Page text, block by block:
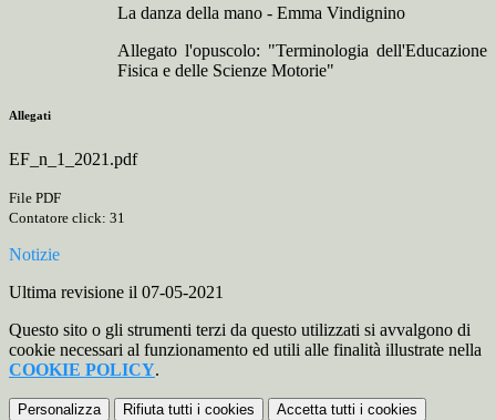
La danza della mano - Emma Vindignino
Allegato l'opuscolo: "Terminologia dell'Educazione
Fisica e delle Scienze Motorie"
Allegati
EF_n_1_2021.pdf
File PDF
Contatore click: 31
Notizie
Ultima revisione il 07-05-2021
Questo sito o gli strumenti terzi da questo utilizzati si avvalgono di
cookie necessari al funzionamento ed utili alle finalità illustrate nella
COOKIE POLICY.
Personalizza Rifiuta tutti i cookies Accetta tutti i cookies